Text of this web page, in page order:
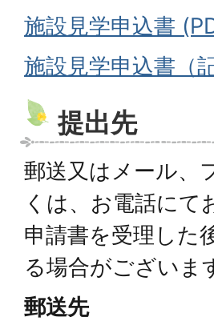
施設見学申込書
施設見学申込書（
提出先
郵送又はメール、
くは、お電話にて
申請書を受理した
る場合がございま
郵送先